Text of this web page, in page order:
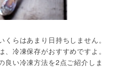
らはあまり日持ちしません。
冷凍保存がおすすめですよ。
良い冷凍方法を2点ご紹介しま